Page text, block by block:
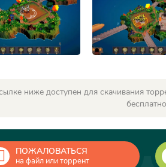
ниже доступен для скачивания
ПОЖАЛОВАТЬСЯ
на файл или торрент